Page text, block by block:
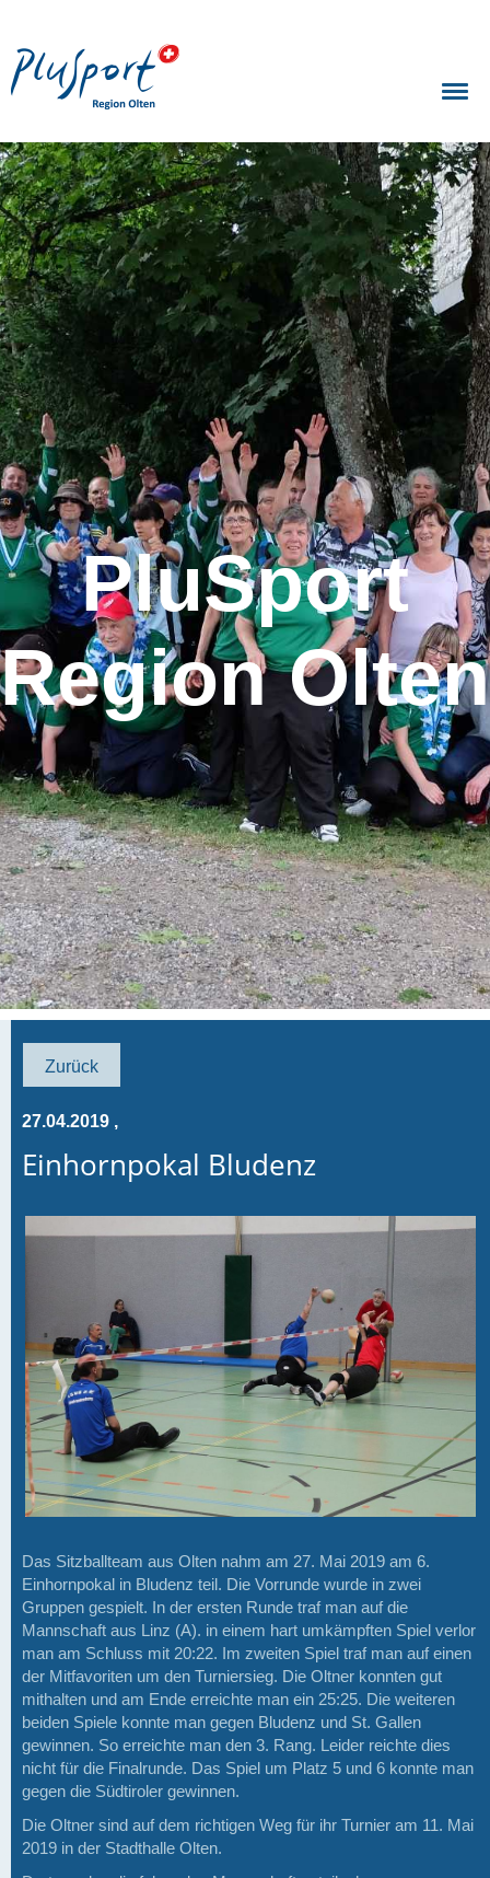
PluSport
Region Olten
Zurück
27.04.2019 ,
Einhornpokal Bludenz
Das Sitzballteam aus Olten nahm am 27. Mai 2019 am 6.
Einhornpokal in Bludenz teil. Die Vorrunde wurde in zwei
Gruppen gespielt. In der ersten Runde traf man auf die
Mannschaft aus Linz (A). in einem hart umkämpften Spiel verlor
man am Schluss mit 20:22. Im zweiten Spiel traf man auf einen
der Mitfavoriten um den Turniersieg. Die Oltner konnten gut
mithalten und am Ende erreichte man ein 25:25. Die weiteren
beiden Spiele konnte man gegen Bludenz und St. Gallen
gewinnen. So erreichte man den 3. Rang. Leider reichte dies
nicht für die Finalrunde. Das Spiel um Platz 5 und 6 konnte man
gegen die Südtiroler gewinnen.
Die Oltner sind auf dem richtigen Weg für ihr Turnier am 11. Mai
2019 in der Stadthalle Olten.